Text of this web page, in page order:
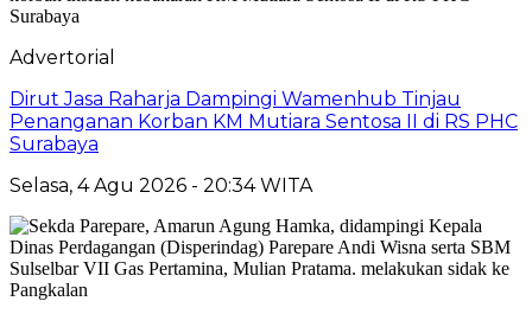
Advertorial
Dirut Jasa Raharja Dampingi Wamenhub Tinjau
Penanganan Korban KM Mutiara Sentosa II di RS PHC
Surabaya
Selasa, 4 Agu 2026 - 20:34 WITA